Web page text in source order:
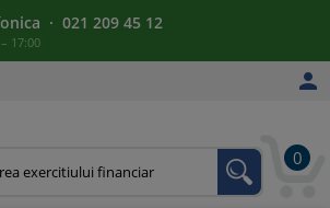
· 021 209 45 12
17:00

0